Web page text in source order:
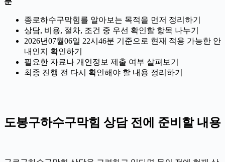
종로하수구막힘를 알아보는 목적을 먼저 정리하기
상담, 비용, 절차, 조건 중 우선 확인할 항목 나누기
2026년07월06일 22시46분 기준으로 현재 적용 가능한 안
내인지 확인하기
필요한 자료나 개인정보 제출 여부 살펴보기
최종 진행 전 다시 확인해야 할 내용 정리하기
도봉구하수구막힘 상담 전에 준비할 내용